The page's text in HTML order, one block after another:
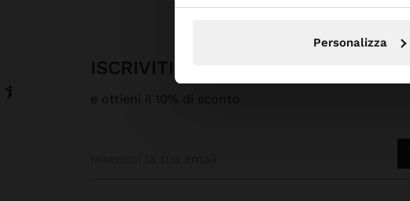
Personalizza
ISCRIVITI ALLA NOSTRA
e ottieni il 10% di sconto